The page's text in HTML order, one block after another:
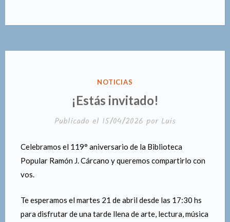
PUBLICADO
NOTICIAS
¡Estás invitado!
Publicado el 15/04/2026 por Luis
Celebramos el 119° aniversario de la Biblioteca
Popular Ramón J. Cárcano y queremos compartirlo con
vos.
Te esperamos el martes 21 de abril desde las 17:30 hs
para disfrutar de una tarde llena de arte, lectura, música